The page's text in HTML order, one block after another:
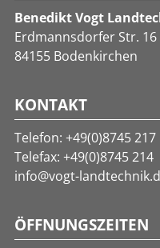
Benedikt Vogt
Erdmannsdorfer Str. 16
84155 Bodenkirchen
KONTAKT
Telefon: +49(0)8745 217
Telefax: +49(0)8745 214
info@vogt-
ÖFFNUNGSZEITEN